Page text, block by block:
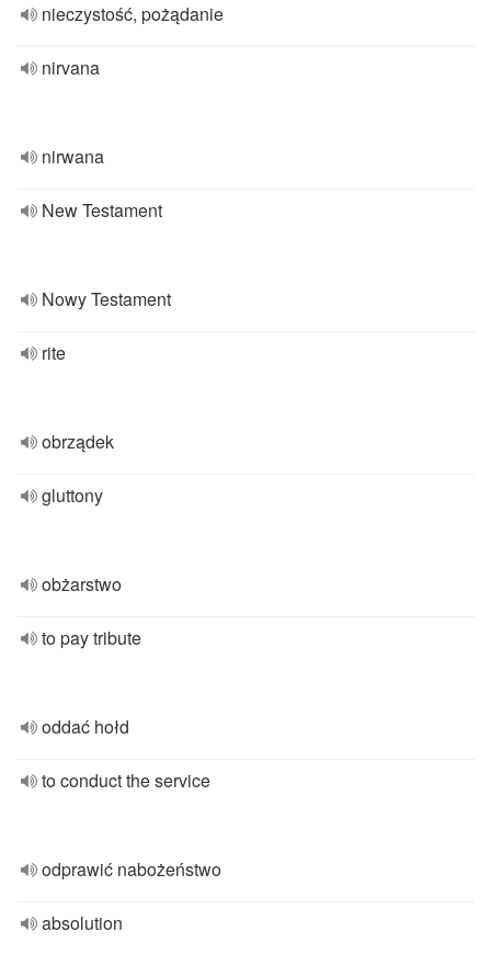
nieczystość, pożądanie
nirvana
nirwana
New Testament
Nowy Testament
rite
obrządek
gluttony
obżarstwo
to pay tribute
oddać hołd
to conduct the service
odprawić nabożeństwo
absolution